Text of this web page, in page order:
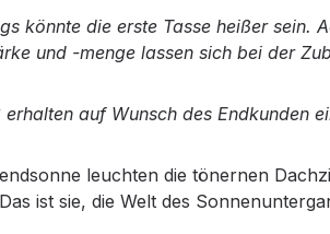
könnte die erste Tasse heißer sein.
und -menge lassen sich bei der
auf Wunsch des Endkunden
leuchten die tönernen
ist sie, die Welt des